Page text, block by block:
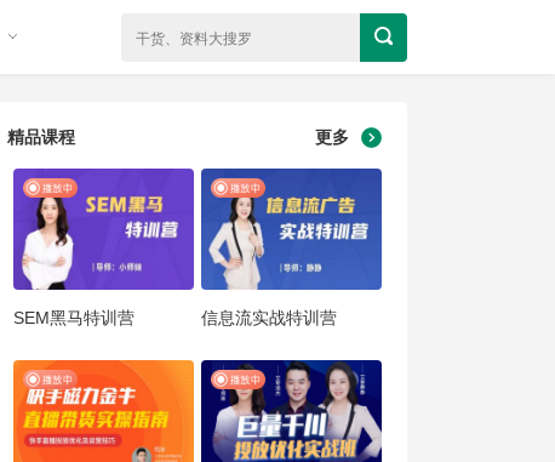
精品课程 更多
SEM黑马特训营 信息流实战特训营